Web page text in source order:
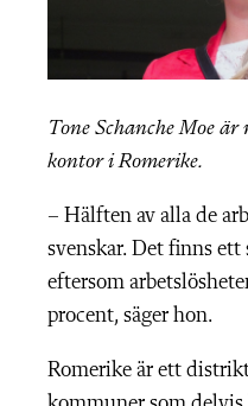
Tone Schanche Moe
kontor i Romerike.
– Hälften av alla de
svenskar. Det finns ett
eftersom
procent, säger hon.
Romerike är ett